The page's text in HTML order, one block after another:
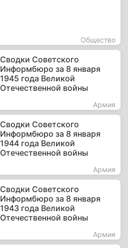
Общество
Сводки Советского
Информбюро за 8 января
1945 года Великой
Отечественной войны
Армия
Сводки Советского
Информбюро за 8 января
1944 года Великой
Отечественной войны
Армия
Сводки Советского
Информбюро за 8 января
1943 года Великой
Отечественной войны
Армия